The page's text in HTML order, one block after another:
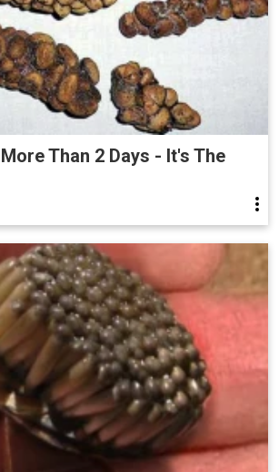
Than 2 Days - It's The